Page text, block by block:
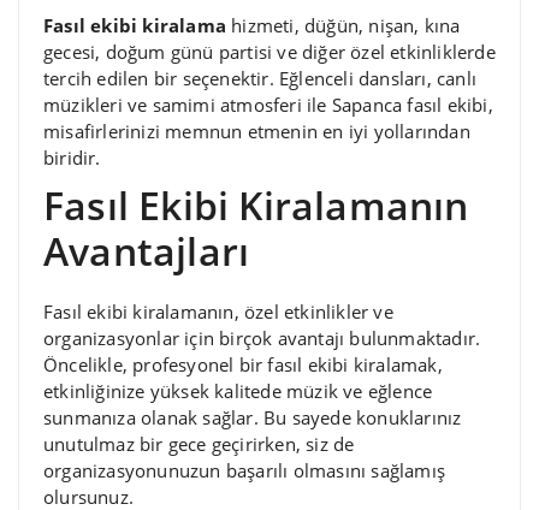
Fasıl ekibi kiralama hizmeti, düğün, nişan, kına
gecesi, doğum günü partisi ve diğer özel etkinliklerde
tercih edilen bir seçenektir. Eğlenceli dansları, canlı
müzikleri ve samimi atmosferi ile Sapanca fasıl ekibi,
misafirlerinizi memnun etmenin en iyi yollarından
biridir.
Fasıl Ekibi Kiralamanın
Avantajları
Fasıl ekibi kiralamanın, özel etkinlikler ve
organizasyonlar için birçok avantajı bulunmaktadır.
Öncelikle, profesyonel bir fasıl ekibi kiralamak,
etkinliğinize yüksek kalitede müzik ve eğlence
sunmanıza olanak sağlar. Bu sayede konuklarınız
unutulmaz bir gece geçirirken, siz de
organizasyonunuzun başarılı olmasını sağlamış
olursunuz.